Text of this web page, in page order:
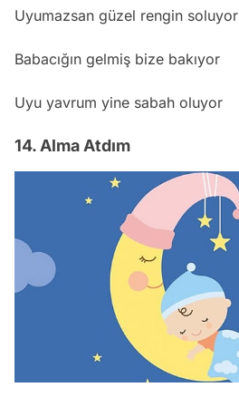
Uyumazsan güzel rengin soluyor
Babacığın gelmiş bize bakıyor
Uyu yavrum yine sabah oluyor
14. Alma Atdım